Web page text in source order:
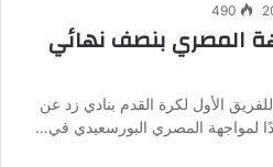
490
المصري بنصف نهائي
الأول لكرة القدم بنادي زد عن
لمواجهة المصري البورسعيدي في…